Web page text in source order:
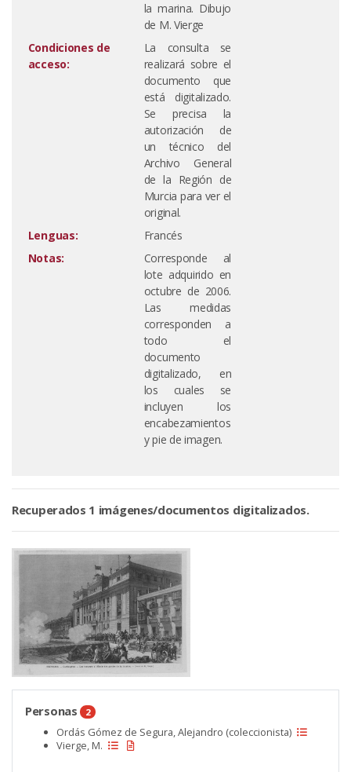
la marina. Dibujo
de M. Vierge
Condiciones de
acceso:
La consulta se
realizará sobre el
documento que
está digitalizado.
Se precisa la
autorización de
un técnico del
Archivo General
de la Región de
Murcia para ver el
original.
Lenguas:
Francés
Notas:
Corresponde al
lote adquirido en
octubre de 2006.
Las medidas
corresponden a
todo el
documento
digitalizado, en
los cuales se
incluyen los
encabezamientos
y pie de imagen.
Recuperados 1 imágenes/documentos digitalizados.
Personas 2
Ordás Gómez de Segura, Alejandro (coleccionista)
Vierge, M.